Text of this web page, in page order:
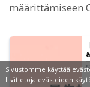
määrittämiseen
Sivustomme käyttää
lisätietoja evästeiden